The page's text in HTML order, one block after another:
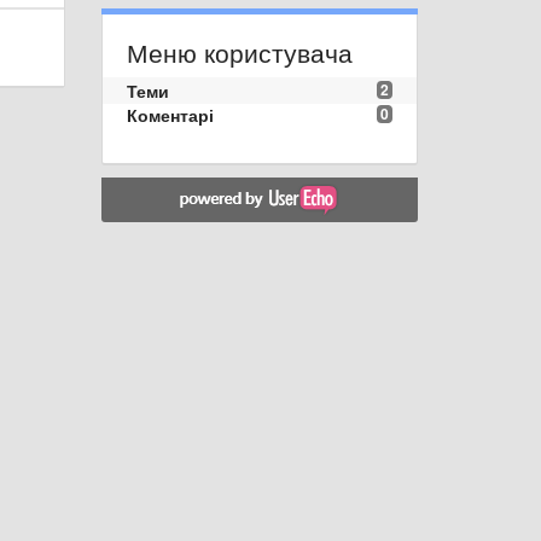
Меню користувача
2
Теми
0
Коментарі